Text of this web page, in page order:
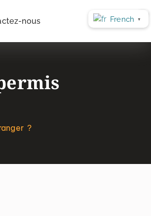
nous
?
French ▼